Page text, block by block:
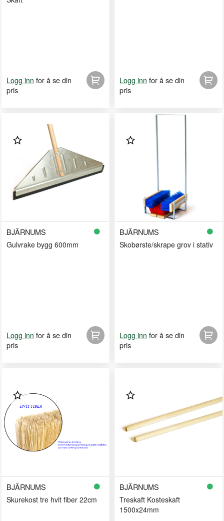
Logg inn for å se din
pris
Logg inn for å se din
pris
BJÄRNUMS
Gulvrake bygg 600mm
Logg inn for å se din
pris
BJÄRNUMS
Skobørste/skrape grov i stativ
Logg inn for å se din
pris
BJÄRNUMS
Skurekost tre hvit fiber 22cm
BJÄRNUMS
Treskaft Kosteskaft
1500x24mm